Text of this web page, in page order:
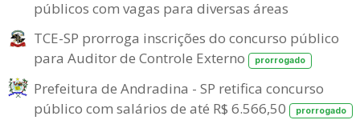
públicos com vagas para diversas áreas
TCE-SP prorroga inscrições do concurso público
para Auditor de Controle Externo
prorrogado
Prefeitura de Andradina - SP retifica concurso
público com salários de até R$ 6.566,50
prorrogado